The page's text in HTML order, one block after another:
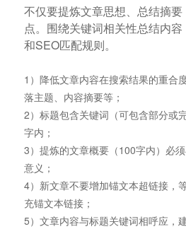
不仅要提炼文章思想、总结摘
点。围绕关键词相关性总结内
和SEO匹配规则。
1）降低文章内容在搜索结果的重合
落主题、内容摘要等；
2）标题包含关键词（可包含部分或
字内；
3）提炼的文章概要（100字内）必
意义；
4）新文章不要增加锚文本超链接，
充锚文本链接；
5）文章内容与标题关键词相呼应，